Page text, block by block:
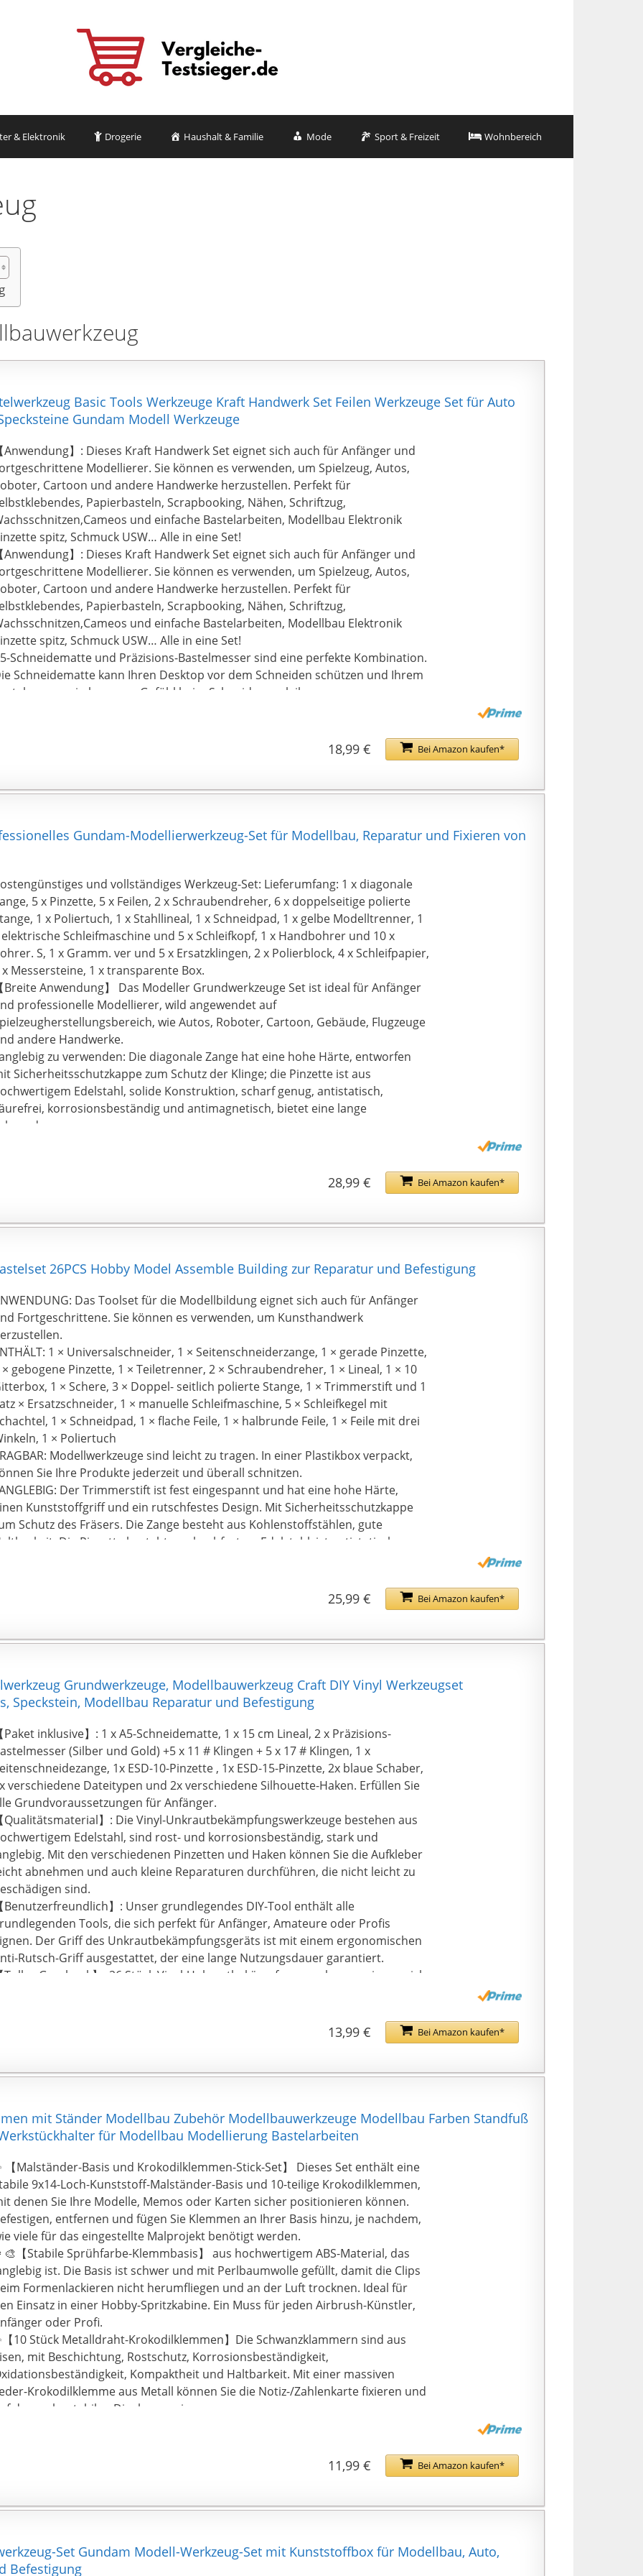
& Elektronik Drogerie Haushalt & Familie Mode Sport & Freizeit Wohnbereich
Basic Tools Werkzeuge Kraft Handwerk Set Feilen Werkzeuge Set für Auto
Gundam Modell Werkzeuge
【Anwendung】: Dieses Kraft Handwerk Set eignet sich auch für Anfänger und
Modellierer. Sie können es verwenden, um Spielzeug, Autos,
Cartoon und andere Handwerke herzustellen. Perfekt für
Papierbasteln, Scrapbooking, Nähen, Schriftzug,
und einfache Bastelarbeiten, Modellbau Elektronik
spitz, Schmuck USW… Alle in eine Set!
【Anwendung】: Dieses Kraft Handwerk Set eignet sich auch für Anfänger und
Modellierer. Sie können es verwenden, um Spielzeug, Autos,
Cartoon und andere Handwerke herzustellen. Perfekt für
Papierbasteln, Scrapbooking, Nähen, Schriftzug,
und einfache Bastelarbeiten, Modellbau Elektronik
spitz, Schmuck USW… Alle in eine Set!
Schneidematte und Präzisions-Bastelmesser sind eine perfekte Kombination.
Schneidematte kann Ihren Desktop vor dem Schneiden schützen und Ihrem
ein besseres Gefühl beim Schneiden verleihen.
DIY Bastelwerkzeug Modellbau Werkzeug Set direkt als Geschenk an Ihre
Hinweis】: Metallteile des Modell Bausatz set, die Kanten werden scharf sein,
dem 18 jährigen berühren.
Bei Amazon kaufen*
18,99 €
Gundam-Modellierwerkzeug-Set für Modellbau, Reparatur und Fixieren von
und vollständiges Werkzeug-Set: Lieferumfang: 1 x diagonale
5 x Pinzette, 5 x Feilen, 2 x Schraubendreher, 6 x doppelseitige polierte
1 x Poliertuch, 1 x Stahllineal, 1 x Schneidpad, 1 x gelbe Modelltrenner, 1
Schleifmaschine und 5 x Schleifkopf, 1 x Handbohrer und 10 x
S, 1 x Gramm. ver und 5 x Ersatzklingen, 2 x Polierblock, 4 x Schleifpapier,
x Messersteine, 1 x transparente Box.
【Breite Anwendung】 Das Modeller Grundwerkzeuge Set ist ideal für Anfänger
professionelle Modellierer, wild angewendet auf
wie Autos, Roboter, Cartoon, Gebäude, Flugzeuge
andere Handwerke.
zu verwenden: Die diagonale Zange hat eine hohe Härte, entworfen
Sicherheitsschutzkappe zum Schutz der Klinge; die Pinzette ist aus
Edelstahl, solide Konstruktion, scharf genug, antistatisch,
korrosionsbeständig und antimagnetisch, bietet eine lange
ist auch ein tolles Geschenk für Ihre Freunde und Familie, um ihr Modell zu
und zu installieren, können Sie Ihre Produkte jederzeit und überall
Bei Amazon kaufen*
28,99 €
26PCS Hobby Model Assemble Building zur Reparatur und Befestigung
Das Toolset für die Modellbildung eignet sich auch für Anfänger
Fortgeschrittene. Sie können es verwenden, um Kunsthandwerk
1 × Universalschneider, 1 × Seitenschneiderzange, 1 × gerade Pinzette,
× gebogene Pinzette, 1 × Teiletrenner, 2 × Schraubendreher, 1 × Lineal, 1 × 10
1 × Schere, 3 × Doppel- seitlich polierte Stange, 1 × Trimmerstift und 1
× Ersatzschneider, 1 × manuelle Schleifmaschine, 5 × Schleifkegel mit
1 × Schneidpad, 1 × flache Feile, 1 × halbrunde Feile, 1 × Feile mit drei
1 × Poliertuch
Modellwerkzeuge sind leicht zu tragen. In einer Plastikbox verpackt,
Sie Ihre Produkte jederzeit und überall schnitzen.
Der Trimmerstift ist fest eingespannt und hat eine hohe Härte,
Kunststoffgriff und ein rutschfestes Design. Mit Sicherheitsschutzkappe
Schutz des Fräsers. Die Zange besteht aus Kohlenstoffstählen, gute
Die Pinzette besteht aus hochfestem Edelstahl, ist antistatisch,
GROSSE GESCHENKE: Wenn Ihre Freunde Animation, Cartoon und Modell sehr
Modellwerkzeuge verwenden, um ein Geschenk zu erstellen für Ihren
Bei Amazon kaufen*
25,99 €
Grundwerkzeuge, Modellbauwerkzeug Craft DIY Vinyl Werkzeugset
Speckstein, Modellbau Reparatur und Befestigung
【Paket inklusive】: 1 x A5-Schneidematte, 1 x 15 cm Lineal, 2 x Präzisions-
(Silber und Gold) +5 x 11 # Klingen + 5 x 17 # Klingen, 1 x
1x ESD-10-Pinzette , 1x ESD-15-Pinzette, 2x blaue Schaber,
verschiedene Dateitypen und 2x verschiedene Silhouette-Haken. Erfüllen Sie
Grundvoraussetzungen für Anfänger.
【Qualitätsmaterial】: Die Vinyl-Unkrautbekämpfungswerkzeuge bestehen aus
Edelstahl, sind rost- und korrosionsbeständig, stark und
Mit den verschiedenen Pinzetten und Haken können Sie die Aufkleber
abnehmen und auch kleine Reparaturen durchführen, die nicht leicht zu
sind.
【Benutzerfreundlich】: Unser grundlegendes DIY-Tool enthält alle
Tools, die sich perfekt für Anfänger, Amateure oder Profis
Der Griff des Unkrautbekämpfungsgeräts ist mit einem ergonomischen
Rutsch-Griff ausgestattet, der eine lange Nutzungsdauer garantiert.
【Tolles Geschenk】: 26 Stück Vinyl-Unkrautbekämpfungswerkzeuge eignen sich
werden, um Spielzeug, Autos, Roboter, Cartoons und anderes Kunsthandwerk
Kanten sind scharf (z. B. die Ersatzklingen). Seien Sie bei der Verwendung
Bei Amazon kaufen*
13,99 €
mit Ständer Modellbau Zubehör Modellbauwerkzeuge Modellbau Farben Standfuß
für Modellbau Modellierung Bastelarbeiten
【Malständer-Basis und Krokodilklemmen-Stick-Set】 Dieses Set enthält eine
9x14-Loch-Kunststoff-Malständer-Basis und 10-teilige Krokodilklemmen,
denen Sie Ihre Modelle, Memos oder Karten sicher positionieren können.
entfernen und fügen Sie Klemmen an Ihrer Basis hinzu, je nachdem,
viele für das eingestellte Malprojekt benötigt werden.
【Stabile Sprühfarbe-Klemmbasis】 aus hochwertigem ABS-Material, das
ist. Die Basis ist schwer und mit Perlbaumwolle gefüllt, damit die Clips
Formenlackieren nicht herumfliegen und an der Luft trocknen. Ideal für
Einsatz in einer Hobby-Spritzkabine. Ein Muss für jeden Airbrush-Künstler,
oder Profi.
【10 Stück Metalldraht-Krokodilklemmen】Die Schwanzklammern sind aus
mit Beschichtung, Rostschutz, Korrosionsbeständigkeit,
Kompaktheit und Haltbarkeit. Mit einer massiven
Krokodilklemme aus Metall können Sie die Notiz-/Zahlenkarte fixieren und
auf dem sehr stabilen Display anzeigen.
Übersprühen beider Hände zu vermeiden. Ermöglicht es Ihnen, Ihre Hände frei
und sauber zu halten, während Sie Ihre Hobby-Modellprojekte mit der Airbrush
【Werkzeuge zum Malen von Modellen】 Clips und Halterungen zum Malen
in verschiedenen Winkeln zu malen und das Trocknen von Modellen zu
Und die starke Metallfeder-Krokodilklemme hält die
Bei Amazon kaufen*
11,99 €
Set Gundam Modell-Werkzeug-Set mit Kunststoffbox für Modellbau, Auto,
Befestigung